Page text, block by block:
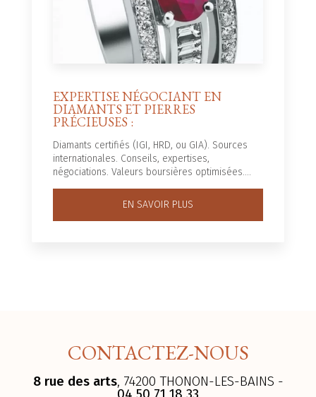
EXPERTISE NÉGOCIANT EN
DIAMANTS ET PIERRES
PRÉCIEUSES :
Diamants certifiés (IGI, HRD, ou GIA). Sources
internationales. Conseils, expertises,
négociations. Valeurs boursières optimisées....
EN SAVOIR PLUS
CONTACTEZ-NOUS
8 rue des arts, 74200 THONON-LES-BAINS -
04 50 71 18 33